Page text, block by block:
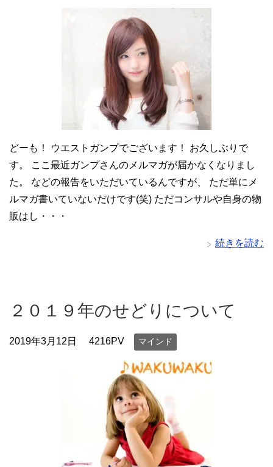
どーも！ ウエストガンプでございます！ お久しぶりで
す。 ここ最近ガンプさんのメルマガが届かなくなりまし
た。 などの報告をいただいているんですが、 ただ単にメ
ルマガ書いていないだけです(笑) ただコンサルや自身の物
販はし・・・
続きを読む
２０１９年のせどりについて
2019年3月12日 4216PV マインド